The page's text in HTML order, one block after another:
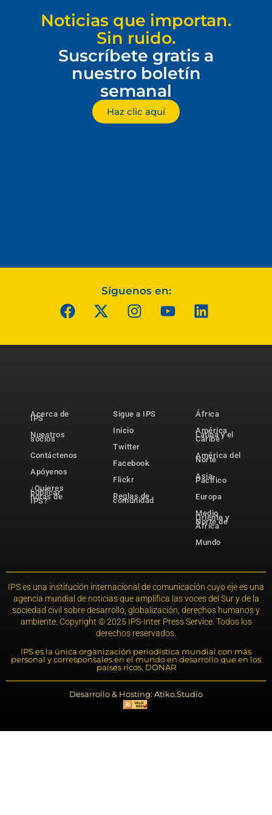
Noticias que importan.
Sin ruido.
Suscríbete gratis a
nuestro boletín
semanal
Haz clic aquí
Síguenos en:
Acerca de
IPS
Nuestros
socios
Contáctenos
Apóyenos
¿Quieres
publicar
notas de
IPS?
Sigue a IPS
Inicio
Twitter
Facebook
Flickr
Reglas de
comunidad
África
América
Latina y el
Caribe
América del
Norte
Asia-
Pacífico
Europa
Medio
Oriente y
Norte de
África
Mundo
IPS es una institución internacional de comunicación cuyo eje es una
agencia mundial de noticias que amplifica las voces del Sur y de la
sociedad civil sobre desarrollo, globalización, derechos humanos y
ambiente. Copyright © 2025 IPS-Inter Press Service. Todos los
derechos reservados.
IPS es la única organización periodística mundial con más
personal y corresponsales en el mundo en desarrollo que en los
países ricos. DONAR
Desarrollo & Hosting: Atiko.Studio